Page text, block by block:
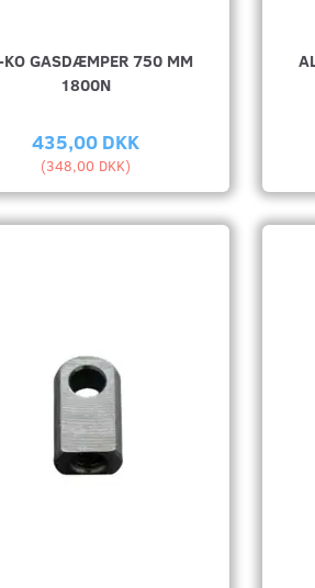
GASDÆMPER 750 MM
1800N
435,00 DKK
(348,00 DKK)